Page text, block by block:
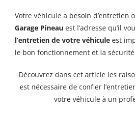
Votre véhicule a besoin d’entretien
Garage Pineauest l’adresse qu’il
l’entretien de votre véhiculeest
le bon fonctionnement et la
Découvrez dans cet article les
est nécessaire de confier
votre véhicule à un